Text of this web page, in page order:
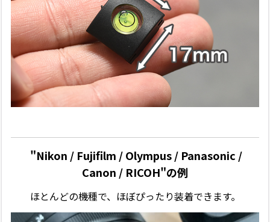
"Nikon / Fujifilm / Olympus / Panasonic /
Canon / RICOH"の例
ほとんどの機種で、ほぼぴったり装着できます。